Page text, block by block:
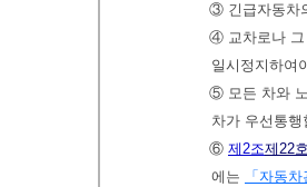
③ 긴급자동차
④ 교차로나 그
일시정지하여
⑤ 모든 차와
차가 우선통
⑥ 제2조제22
에는
「자동